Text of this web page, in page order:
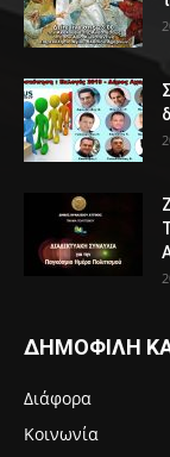
ΔΗΜΟΦΙΛΗ
Διάφορα
Κοινωνία